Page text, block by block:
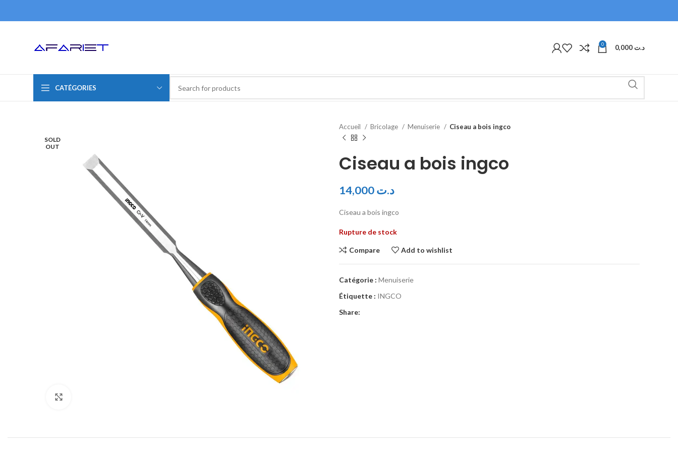
0 د.ت
CATÉGORIES
SOLD
OUT
Accueil Bricolage Menuiserie Ciseau a bois ingco
Ciseau a bois ingco
د.ت
Ciseau a bois ingco
Rupture de stock
Compare Add to wishlist
Catégorie : Menuiserie
Étiquette : INGCO
Share: